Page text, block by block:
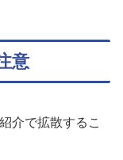
意
介で拡散するこ